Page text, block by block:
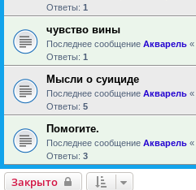
Ответы: 1
чувство вины
Последнее сообщение Акварель «
Ответы: 1
Мысли о суициде
Последнее сообщение Акварель «
Ответы: 5
Помогите.
Последнее сообщение Акварель «
Ответы: 3
Закрыто